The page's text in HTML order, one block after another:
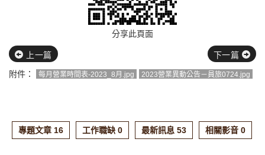
分享此頁面
上一篇
下一篇
附件：
每月營業時間表-2023_8月.jpg 2023營業異動公告－員旅0724.jpg
專題文章 16 工作職缺 0 最新訊息 53 相關影音 0